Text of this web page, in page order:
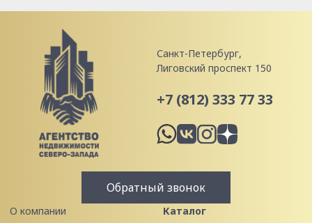
Санкт-Петербург,
Лиговский проспект 150
+7 (812) 333 77 33
Обратный звонок
О компании
Каталог